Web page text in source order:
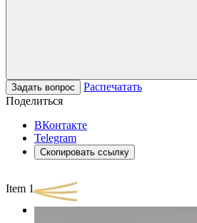
Задать вопрос
Распечатать
Поделиться
ВКонтакте
Telegram
Скопировать ссылку
Item 1 of 3